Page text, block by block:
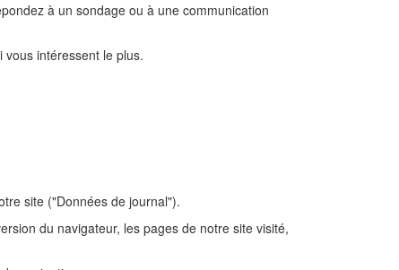
à un sondage ou à une communication
intéressent le plus.
site ("Données de journal").
du navigateur, les pages de notre site visité,